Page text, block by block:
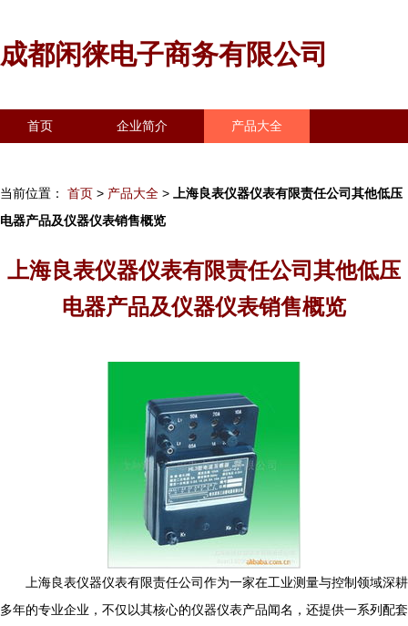
成都闲徕电子商务有限公司
首页 企业简介 产品大全
当前位置： 首页 > 产品大全 >
上海良表仪器仪表有限责任公司其他低压
电器产品及仪器仪表销售概览
上海良表仪器仪表有限责任公司其他低压
电器产品及仪器仪表销售概览
上海良表仪器仪表有限责任公司作为一家在工业测量与控制领域深耕
多年的专业企业，不仅以其核心的仪器仪表产品闻名，还提供一系列配套